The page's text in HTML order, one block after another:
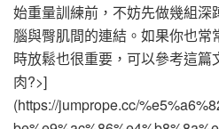
始重量訓練前，不妨先做幾組深
腦與臀肌間的連結。如果你也
時放鬆也很重要，可以參考這篇
肉?>]
(https://jumprope.cc/